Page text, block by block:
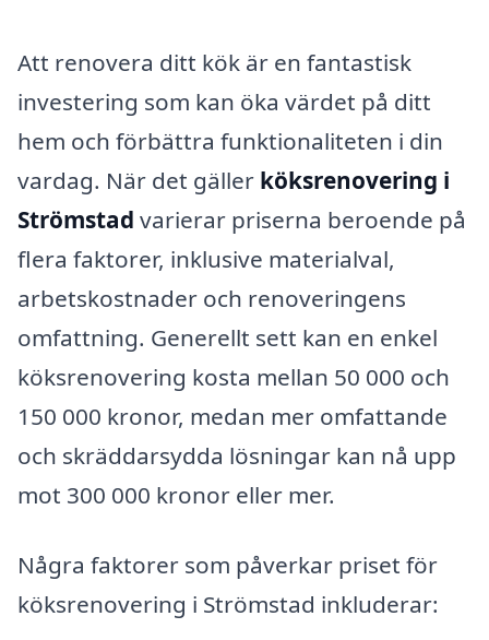
Att renovera ditt kök är en fantastisk
investering som kan öka värdet på ditt
hem och förbättra funktionaliteten i din
vardag. När det gäller köksrenovering i
Strömstad varierar priserna beroende på
flera faktorer, inklusive materialval,
arbetskostnader och renoveringens
omfattning. Generellt sett kan en enkel
köksrenovering kosta mellan 50 000 och
150 000 kronor, medan mer omfattande
och skräddarsydda lösningar kan nå upp
mot 300 000 kronor eller mer.
Några faktorer som påverkar priset för
köksrenovering i Strömstad inkluderar: